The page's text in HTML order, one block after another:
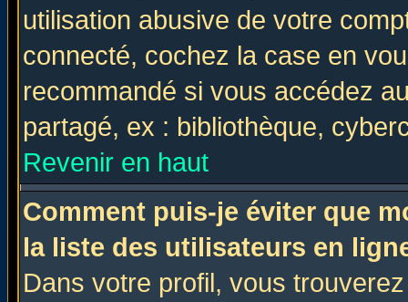
utilisation abusive de votre
connecté, cochez la case en
recommandé si vous accédez
partagé, ex : bibliothèque,
Revenir en haut
Comment puis-je éviter que
la liste des utilisateurs en
Dans votre profil, vous